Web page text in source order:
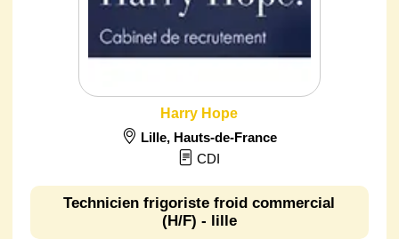
Harry Hope
Lille, Hauts-de-France
CDI
Technicien frigoriste froid commercial
(H/F) - lille